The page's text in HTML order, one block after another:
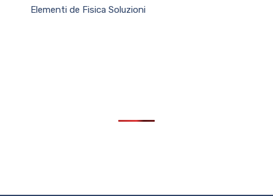
Elementi de Fisica Soluzioni